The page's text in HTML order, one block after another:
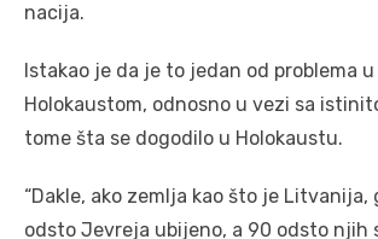
nacija.
Istakao je da je to jedan od problema
Holokaustom, odnosno u vezi sa
tome šta se dogodilo u Holokaustu.
“Dakle, ako zemlja kao što je Litvanija,
odsto Jevreja ubijeno, a 90 odsto njih